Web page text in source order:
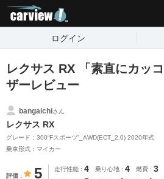
ログイン
レクサス RX 「素直にカッ
ザーレビュー
bangaichiさん
レクサス RX
グレード：300“Fスポーツ”_AWD(ECT_2.0) 2020年式
乗車形式：マイカー
評価 5 走行性能 4 乗り心地 4 燃費 3